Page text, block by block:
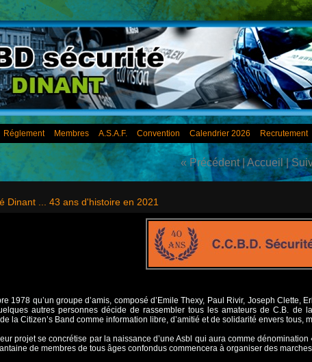
Réglement Membres A.S.A.F. Convention Calendrier 2026 Recrutement
« Précédent |Accueil |
Dinant ... 43 ans d'histoire en 2021
1978 qu’un groupe d’amis, composé d’Emile Thexy, Paul Rivir, Joseph
autres personnes décide de rassembler tous les amateurs de C.B. de
la Citizen’s Band comme information libre, d’amitié et de solidarité envers tous,
projet se concrétise par la naissance d’une Asbl qui aura comme
de membres de tous âges confondus commencera à organiser des